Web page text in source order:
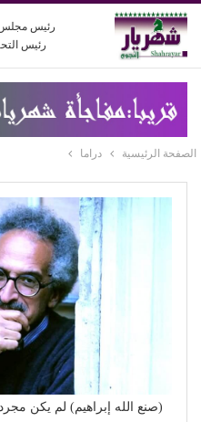
رئيس مجلس
رئيس
الصفحة الرئيسية دراما
(صنع الله إبراهيم) لم يكن